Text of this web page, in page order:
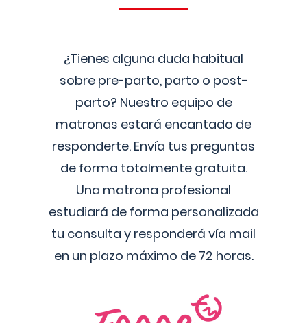
¿Tienes alguna duda habitual
sobre pre-parto, parto o post-
parto? Nuestro equipo de
matronas estará encantado de
responderte. Envía tus preguntas
de forma totalmente gratuita.
Una matrona profesional
estudiará de forma personalizada
tu consulta y responderá vía mail
en un plazo máximo de 72 horas.